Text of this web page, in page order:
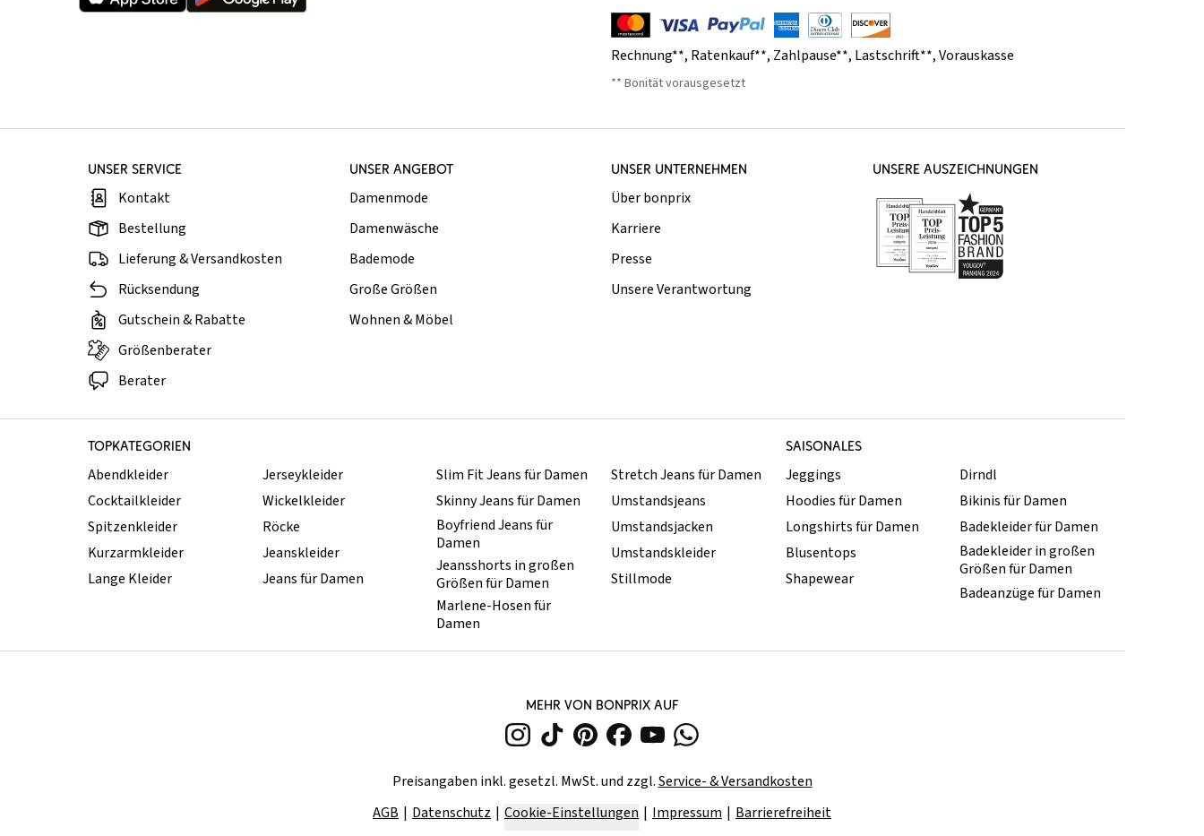
Rechnung**, Ratenkauf**, Zahlpause**, Lastschrift**,Vorauskasse
** Bonität vorausgesetzt
UNSER SERVICE
Kontakt
Bestellung
Lieferung & Versandkosten
Rücksendung
Gutschein & Rabatte
Größenberater
Berater
UNSER ANGEBOT
Damenmode
Damenwäsche
Bademode
Große Größen
Wohnen & Möbel
UNSER UNTERNEHMEN
Über bonprix
Karriere
Presse
Unsere Verantwortung
UNSERE AUSZEICHNUNGEN
TOPKATEGORIEN SAISONALES
Abendkleider
Cocktailkleider
Spitzenkleider
Kurzarmkleider
Lange Kleider
Jerseykleider
Wickelkleider
Röcke
Jeanskleider
Jeans für Damen
Slim Fit Jeans für Damen
Skinny Jeans für Damen
Boyfriend Jeans für
Damen
Jeansshorts in großen
Größen für Damen
Marlene-Hosen für
Damen
Stretch Jeans für Damen
Umstandsjeans
Umstandsjacken
Umstandskleider
Stillmode
Jeggings
Hoodies für Damen
Longshirts für Damen
Blusentops
Shapewear
Dirndl
Bikinis für Damen
Badekleider für Damen
Badekleider in großen
Größen für Damen
Badeanzüge für Damen
MEHR VON BONPRIX AUF
Preisangaben inkl. gesetzl. MwSt. und zzgl.Service- & Versandkosten
AGB
Datenschutz Cookie-Einstellungen Impressum Barrierefreiheit